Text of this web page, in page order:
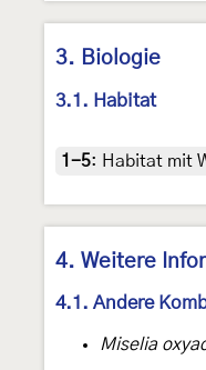
3. Biologie
3.1. Habitat
1-5: Habitat mit
4. Weitere
4.1. Andere
Miselia